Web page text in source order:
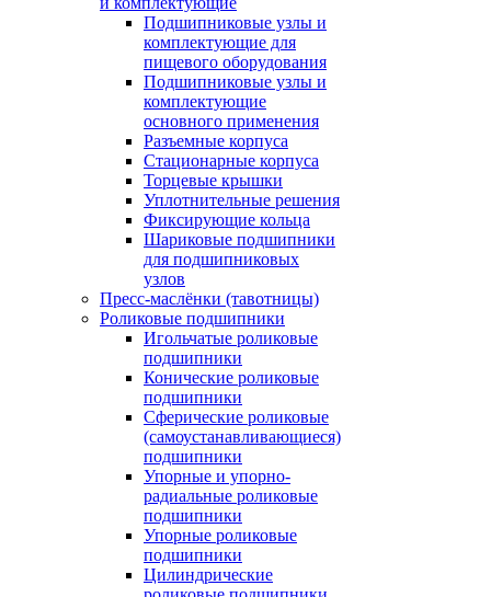
Подшипниковые узлы и
комплектующие для
пищевого оборудования
Подшипниковые узлы и
комплектующие
основного применения
Разъемные корпуса
Стационарные корпуса
Торцевые крышки
Уплотнительные решения
Фиксирующие кольца
Шариковые подшипники
для подшипниковых
узлов
Пресс-маслёнки (тавотницы)
Роликовые подшипники
Игольчатые роликовые
подшипники
Конические роликовые
подшипники
Сферические роликовые
(самоустанавливающиеся)
подшипники
Упорные и упорно-
радиальные роликовые
подшипники
Упорные роликовые
подшипники
Цилиндрические